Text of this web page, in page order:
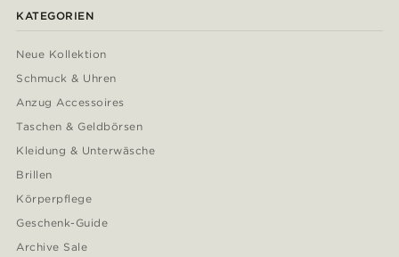
KATEGORIEN
Neue Kollektion
Schmuck & Uhren
Anzug Accessoires
Taschen & Geldbörsen
Kleidung & Unterwäsche
Brillen
Körperpflege
Geschenk-Guide
Archive Sale